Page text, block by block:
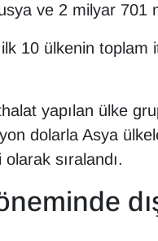
ve 2 milyar 701
10 ülkenin toplam
yapılan ülke
dolarla Asya
sıralandı.